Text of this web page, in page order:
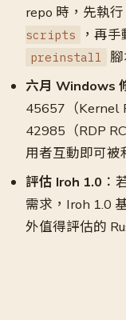
repo 時，先執行
scripts
，再
preinstall
六月 Windows
45657（Kernel
42985（RDP
用者互動即可被
評估 Iroh 1.0 ：
需求，Iroh 1.0
外值得評估的